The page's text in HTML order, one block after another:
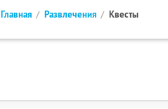
Главная Развлечения Квесты